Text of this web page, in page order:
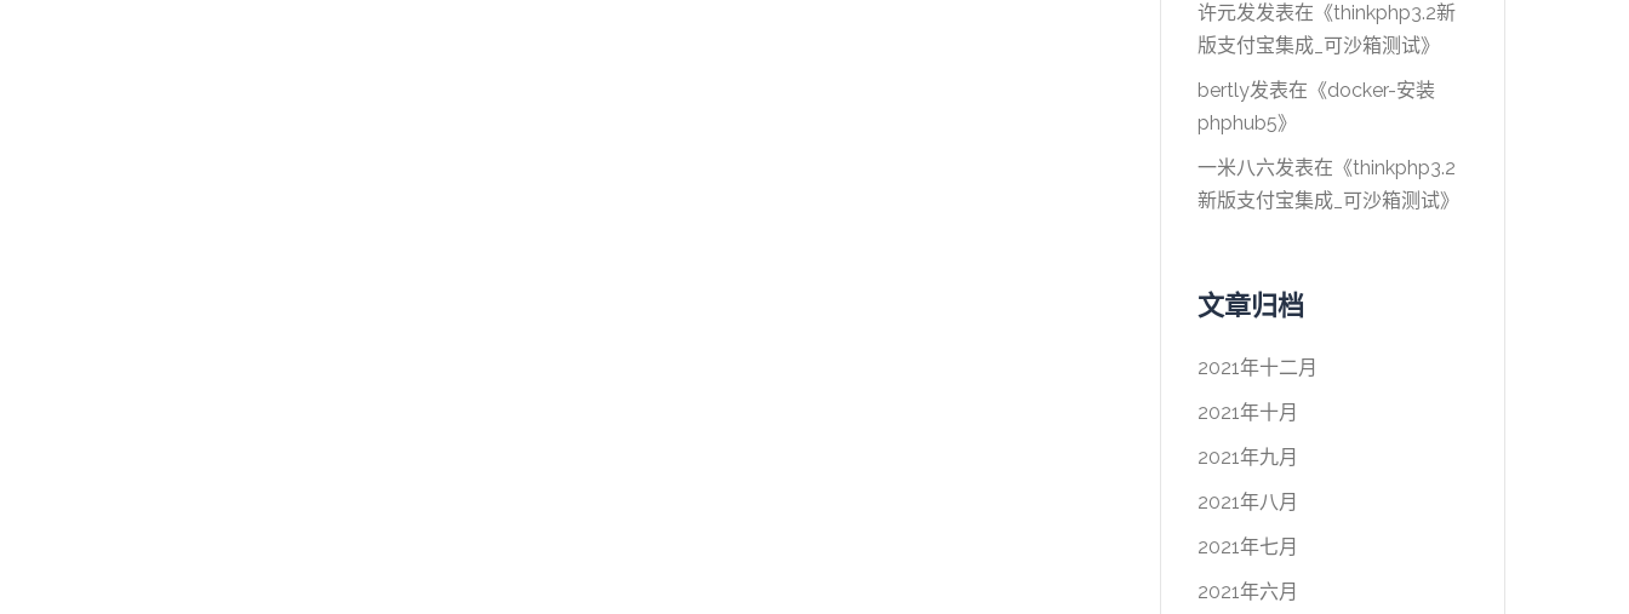
许元发发表在《thinkphp3.2新
版支付宝集成_可沙箱测试》
bertly发表在《docker-安装
phphub5》
一米八六发表在《thinkphp3.2
新版支付宝集成_可沙箱测试》
文章归档
2021年十二月
2021年十月
2021年九月
2021年八月
2021年七月
2021年六月